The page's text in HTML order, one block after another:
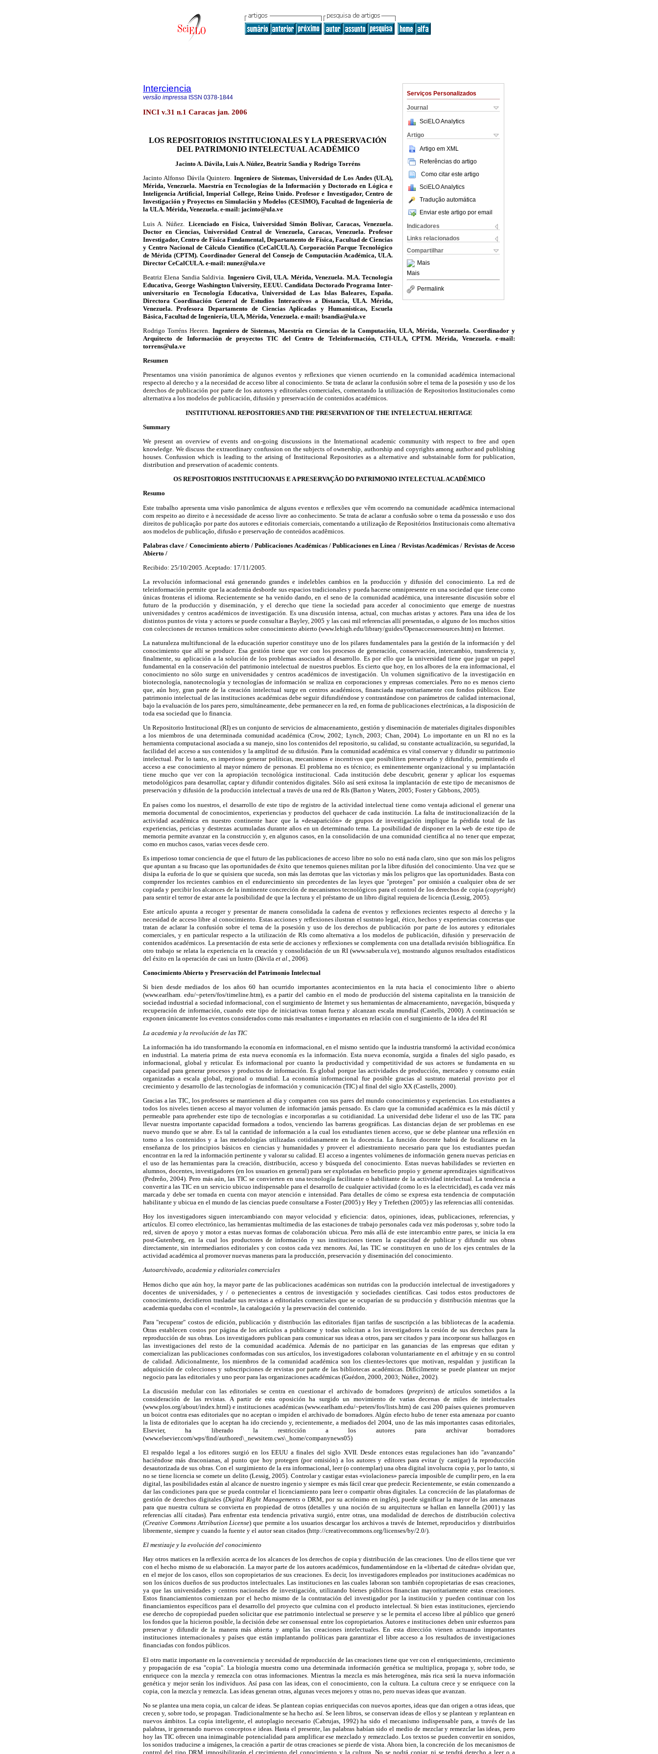
Serviços Personalizados
Journal
SciELO Analytics
Artigo
Artigo em XML
Referências do artigo
Como citar este artigo
SciELO Analytics
Tradução automática
Enviar este artigo por email
Indicadores
Links relacionados
Compartilhar
Mais
Mais
Permalink
Interciencia
versão impressa ISSN 0378-1844
INCI v.31 n.1 Caracas jan. 2006
LOS REPOSITORIOS INSTITUCIONALES Y LA PRESERVACIÓN
DEL PATRIMONIO INTELECTUAL ACADÉMICO
Jacinto A. Dávila, Luis A. Núñez, Beatriz Sandia y Rodrigo Torréns
Jacinto Alfonso Dávila Quintero. Ingeniero de Sistemas, Universidad de Los Andes (ULA),
Mérida, Venezuela. Maestría en Tecnologías de la Información y Doctorado en Lógica e
Inteligencia Artificial, Imperial College, Reino Unido. Profesor e Investigador, Centro de
Investigación y Proyectos en Simulación y Modelos (CESIMO), Facultad de Ingeniería de
la ULA. Mérida, Venezuela. e-mail: jacinto@ula.ve
Luis A. Núñez.
Licenciado en Física, Universidad Simón Bolívar, Caracas, Venezuela.
Doctor en Ciencias, Universidad Central de Venezuela, Caracas, Venezuela. Profesor
Investigador, Centro de Física Fundamental, Departamento de Física, Facultad de Ciencias
y Centro Nacional de Cálculo Científico (CeCalCULA). Corporación Parque Tecnológico
de Mérida (CPTM). Coordinador General del Consejo de Computación Académica, ULA.
Director CeCalCULA. e-mail: nunez@ula.ve
Beatriz Elena Sandia Saldivia. Ingeniero Civil, ULA. Mérida, Venezuela. M.A. Tecnología
Educativa, George Washington University, EEUU. Candidata Doctorado Programa Inter-
universitario en Tecnología Educativa, Universidad de Las Islas Baleares, España.
Directora Coordinación General de Estudios Interactivos a Distancia, ULA. Mérida,
Venezuela. Profesora Departamento de Ciencias Aplicadas y Humanísticas, Escuela
Básica, Facultad de Ingeniería, ULA, Mérida, Venezuela. e-mail: bsandia@ula.ve
Rodrigo Torréns Heeren. Ingeniero de Sistemas, Maestría en Ciencias de la Computación, ULA, Mérida, Venezuela. Coordinador y
Arquitecto de Información de proyectos TIC del Centro de Teleinformación, CTI-ULA, CPTM. Mérida, Venezuela. e-mail:
torrens@ula.ve
Resumen
Presentamos una visión panorámica de algunos eventos y reflexiones que vienen ocurriendo en la comunidad académica internacional
respecto al derecho y a la necesidad de acceso libre al conocimiento. Se trata de aclarar la confusión sobre el tema de la posesión y uso de los
derechos de publicación por parte de los autores y editoriales comerciales, comentando la utilización de Repositorios Institucionales como
alternativa a los modelos de publicación, difusión y preservación de contenidos académicos.
INSTITUTIONAL REPOSITORIES AND THE PRESERVATION OF THE INTELECTUAL HERITAGE
Summary
We present an overview of events and on-going discussions in the International academic community with respect to free and open
knowledge. We discuss the extraordinary confussion on the subjects of ownership, authorship and copyrights among author and publishing
houses. Confussion which is leading to the arising of Institucional Repositories as a alternative and substainable form for publication,
distribution and preservation of academic contents.
OS REPOSITORIOS INSTITUCIONAIS E A PRESERVAÇÃO DO PATRIMONIO INTELECTUAL ACADÊMICO
Resumo
Este trabalho apresenta uma visão panorâmica de alguns eventos e reflexões que vêm ocorrendo na comunidade acadêmica internacional
com respeito ao direito e à necessidade de acesso livre ao conhecimento. Se trata de aclarar a confusão sobre o tema da possessão e uso dos
direitos de publicação por parte dos autores e editoriais comerciais, comentando a utilização de Repositórios Institucionais como alternativa
aos modelos de publicação, difusão e preservação de conteúdos acadêmicos.
Palabras clave / Conocimiento abierto / Publicaciones Académicas / Publicaciones en Línea / Revistas Académicas / Revistas de Acceso
Abierto /
Recibido: 25/10/2005. Aceptado: 17/11/2005.
La revolución informacional está generando grandes e indelebles cambios en la producción y difusión del conocimiento. La red de
teleinformación permite que la academia desborde sus espacios tradicionales y pueda hacerse omnipresente en una sociedad que tiene como
únicas fronteras el idioma. Recientemente se ha venido dando, en el seno de la comunidad académica, una interesante discusión sobre el
futuro de la producción y diseminación, y el derecho que tiene la sociedad para acceder al conocimiento que emerge de nuestras
universidades y centros académicos de investigación. Es una discusión intensa, actual, con muchas aristas y actores. Para una idea de los
distintos puntos de vista y actores se puede consultar a Bayley, 2005 y las casi mil referencias allí presentadas, o alguno de los muchos sitios
con colecciones de recursos temáticos sobre conocimiento abierto (www.lehigh.edu/library/guides/Openaccessresources.htm) en Internet.
La naturaleza multifuncional de la educación superior constituye uno de los pilares fundamentales para la gestión de la información y del
conocimiento que allí se produce. Esa gestión tiene que ver con los procesos de generación, conservación, intercambio, transferencia y,
finalmente, su aplicación a la solución de los problemas asociados al desarrollo. Es por ello que la universidad tiene que jugar un papel
fundamental en la conservación del patrimonio intelectual de nuestros pueblos. Es cierto que hoy, en los albores de la era informacional, el
conocimiento no sólo surge en universidades y centros académicos de investigación. Un volumen significativo de la investigación en
biotecnología, nanotecnología y tecnologías de información se realiza en corporaciones y empresas comerciales. Pero no es menos cierto
que, aún hoy, gran parte de la creación intelectual surge en centros académicos, financiada mayoritariamente con fondos públicos. Este
patrimonio intelectual de las instituciones académicas debe seguir difundiéndose y contrastándose con parámetros de calidad internacional,
bajo la evaluación de los pares pero, simultáneamente, debe permanecer en la red, en forma de publicaciones electrónicas, a la disposición de
toda esa sociedad que lo financia.
Un Repositorio Institucional (RI) es un conjunto de servicios de almacenamiento, gestión y diseminación de materiales digitales disponibles
a los miembros de una determinada comunidad académica (Crow, 2002; Lynch, 2003; Chan, 2004). Lo importante en un RI no es la
herramienta computacional asociada a su manejo, sino los contenidos del repositorio, su calidad, su constante actualización, su seguridad, la
facilidad del acceso a sus contenidos y la amplitud de su difusión. Para la comunidad académica es vital conservar y difundir su patrimonio
intelectual. Por lo tanto, es imperioso generar políticas, mecanismos e incentivos que posibiliten preservarlo y difundirlo, permitiendo el
acceso a ese conocimiento al mayor número de personas. El problema no es técnico; es eminentemente organizacional y su implantación
tiene mucho que ver con la apropiación tecnológica institucional. Cada institución debe descubrir, generar y aplicar los esquemas
metodológicos para desarrollar, captar y difundir contenidos digitales. Sólo así será exitosa la implantación de este tipo de mecanismos de
preservación y difusión de la producción intelectual a través de una red de RIs (Barton y Waters, 2005; Foster y Gibbons, 2005).
En países como los nuestros, el desarrollo de este tipo de registro de la actividad intelectual tiene como ventaja adicional el generar una
memoria documental de conocimientos, experiencias y productos del quehacer de cada institución. La falta de institucionalización de la
actividad académica en nuestro continente hace que la «desaparición» de grupos de investigación implique la pérdida total de las
experiencias, pericias y destrezas acumuladas durante años en un determinado tema. La posibilidad de disponer en la web de este tipo de
memoria permite avanzar en la construcción y, en algunos casos, en la consolidación de una comunidad científica al no tener que empezar,
como en muchos casos, varias veces desde cero.
Es imperioso tomar conciencia de que el futuro de las publicaciones de acceso libre no solo no está nada claro, sino que son más los peligros
que apuntan a su fracaso que las oportunidades de éxito que tenemos quienes militan por la libre difusión del conocimiento. Una vez que se
disipa la euforia de lo que se quisiera que suceda, son más las derrotas que las victorias y más los peligros que las oportunidades. Basta con
comprender los recientes cambios en el endurecimiento sin precedentes de las leyes que "protegen" por omisión a cualquier obra de ser
copiada y percibir los alcances de la inminente concreción de mecanismos tecnológicos para el control de los derechos de copia (copyright)
para sentir el terror de estar ante la posibilidad de que la lectura y el préstamo de un libro digital requiera de licencia (Lessig, 2005).
Este artículo apunta a recoger y presentar de manera consolidada la cadena de eventos y reflexiones recientes respecto al derecho y la
necesidad de acceso libre al conocimiento. Estas acciones y reflexiones ilustran el sustrato legal, ético, hechos y experiencias concretas que
tratan de aclarar la confusión sobre el tema de la posesión y uso de los derechos de publicación por parte de los autores y editoriales
comerciales, y en particular respecto a la utilización de RIs como alternativa a los modelos de publicación, difusión y preservación de
contenidos académicos. La presentación de esta serie de acciones y reflexiones se complementa con una detallada revisión bibliográfica. En
otro trabajo se relata la experiencia en la creación y consolidación de un RI (www.saber.ula.ve), mostrando algunos resultados estadísticos
del éxito en la operación de casi un lustro (Dávila et al., 2006).
Conocimiento Abierto y Preservación del Patrimonio Intelectual
Si bien desde mediados de los años 60 han ocurrido importantes acontecimientos en la ruta hacia el conocimiento libre o abierto
(www.earlham. edu/~peters/fos/timeline.htm), es a partir del cambio en el modo de producción del sistema capitalista en la transición de
sociedad industrial a sociedad informacional, con el surgimiento de Internet y sus herramientas de almacenamiento, navegación, búsqueda y
recuperación de información, cuando este tipo de iniciativas toman fuerza y alcanzan escala mundial (Castells, 2000). A continuación se
exponen únicamente los eventos considerados como más resaltantes e importantes en relación con el surgimiento de la idea del RI
La academia y la revolución de las TIC
La información ha ido transformando la economía en informacional, en el mismo sentido que la industria transformó la actividad económica
en industrial. La materia prima de esta nueva economía es la información. Esta nueva economía, surgida a finales del siglo pasado, es
informacional, global y reticular. Es informacional por cuanto la productividad y competitividad de sus actores se fundamenta en su
capacidad para generar procesos y productos de información. Es global porque las actividades de producción, mercadeo y consumo están
organizadas a escala global, regional o mundial. La economía informacional fue posible gracias al sustrato material provisto por el
crecimiento y desarrollo de las tecnologías de información y comunicación (TIC) al final del siglo XX (Castells, 2000).
Gracias a las TIC, los profesores se mantienen al día y comparten con sus pares del mundo conocimientos y experiencias. Los estudiantes a
todos los niveles tienen acceso al mayor volumen de información jamás pensado. Es claro que la comunidad académica es la más dúctil y
permeable para aprehender este tipo de tecnologías e incorporarlas a su cotidianidad. La universidad debe liderar el uso de las TIC para
llevar nuestra importante capacidad formadora a todos, venciendo las barreras geográficas. Las distancias dejan de ser problemas en ese
nuevo mundo que se abre. Es tal la cantidad de información a la cual los estudiantes tienen acceso, que se debe plantear una reflexión en
torno a los contenidos y a las metodologías utilizadas cotidianamente en la docencia. La función docente habrá de focalizarse en la
enseñanza de los principios básicos en ciencias y humanidades y proveer el adiestramiento necesario para que los estudiantes puedan
encontrar en la red la información pertinente y valorar su calidad. El acceso a ingentes volúmenes de información genera nuevas pericias en
el uso de las herramientas para la creación, distribución, acceso y búsqueda del conocimiento. Estas nuevas habilidades se revierten en
alumnos, docentes, investigadores (en los usuarios en general) para ser explotadas en beneficio propio y generar aprendizajes significativos
(Pedreño, 2004). Pero más aún, las TIC se convierten en una tecnología facilitante o habilitante de la actividad intelectual. La tendencia a
convertir a las TIC en un servicio ubicuo indispensable para el desarrollo de cualquier actividad (como lo es la electricidad), es cada vez más
marcada y debe ser tomada en cuenta con mayor atención e intensidad. Para detalles de cómo se expresa esta tendencia de computación
habilitante y ubicua en el mundo de las ciencias puede consultarse a Foster (2005) y Hey y Trefethen (2005) y las referencias allí contenidas.
Hoy los investigadores siguen intercambiando con mayor velocidad y eficiencia: datos, opiniones, ideas, publicaciones, referencias, y
artículos. El correo electrónico, las herramientas multimedia de las estaciones de trabajo personales cada vez más poderosas y, sobre todo la
red, sirven de apoyo y motor a estas nuevas formas de colaboración ubicua. Pero más allá de este intercambio entre pares, se inicia la era
post-Gutenberg, en la cual los productores de información y sus instituciones tienen la capacidad de publicar y difundir sus obras
directamente, sin intermediarios editoriales y con costos cada vez menores. Así, las TIC se constituyen en uno de los ejes centrales de la
actividad académica al promover nuevas maneras para la producción, preservación y diseminación del conocimiento.
Autoarchivado, academia y editoriales comerciales
Hemos dicho que aún hoy, la mayor parte de las publicaciones académicas son nutridas con la producción intelectual de investigadores y
docentes de universidades, y / o pertenecientes a centros de investigación y sociedades científicas. Casi todos estos productores de
conocimiento, decidieron trasladar sus revistas a editoriales comerciales que se ocuparían de su producción y distribución mientras que la
academia quedaba con el «control», la catalogación y la preservación del contenido.
Para "recuperar" costos de edición, publicación y distribución las editoriales fijan tarifas de suscripción a las bibliotecas de la academia.
Otras establecen costos por página de los artículos a publicarse y todas solicitan a los investigadores la cesión de sus derechos para la
reproducción de sus obras. Los investigadores publican para comunicar sus ideas a otros, para ser citados y para incorporar sus hallazgos en
las investigaciones del resto de la comunidad académica. Además de no participar en las ganancias de las empresas que editan y
comercializan las publicaciones conformadas con sus artículos, los investigadores colaboran voluntariamente en el arbitraje y en su control
de calidad. Adicionalmente, los miembros de la comunidad académica son los clientes-lectores que motivan, respaldan y justifican la
adquisición de colecciones y subscripciones de revistas por parte de las bibliotecas académicas. Difícilmente se puede plantear un mejor
negocio para las editoriales y uno peor para las organizaciones académicas (Guédon, 2000, 2003; Núñez, 2002).
La discusión medular con las editoriales se centra en cuestionar el archivado de borradores (preprints) de artículos sometidos a la
consideración de las revistas. A partir de esta oposición ha surgido un movimiento de varias decenas de miles de intelectuales
(www.plos.org/about/index.html) e instituciones académicas (www.earlham.edu/~peters/fos/lists.htm) de casi 200 países quienes promueven
un boicot contra esas editoriales que no aceptan o impiden el archivado de borradores. Algún efecto hubo de tener esta amenaza por cuanto
la lista de editoriales que lo aceptan ha ido creciendo y, recientemente, a mediados del 2004, uno de las más importantes casas editoriales,
Elsevier, ha liberado la restricción a los autores para archivar borradores
(www.elsevier.com/wps/find/authored\_newsitem.cws\_home/companynews05)
El respaldo legal a los editores surgió en los EEUU a finales del siglo XVII. Desde entonces estas regulaciones han ido "avanzando"
haciéndose más draconianas, al punto que hoy protegen (por omisión) a los autores y editores para evitar (y castigar) la reproducción
desautorizada de sus obras. Con el surgimiento de la era informacional, leer (o contemplar) una obra digital involucra copia y, por lo tanto, si
no se tiene licencia se comete un delito (Lessig, 2005). Controlar y castigar estas «violaciones» parecía imposible de cumplir pero, en la era
digital, las posibilidades están al alcance de nuestro ingenio y siempre es más fácil crear que predecir. Recientemente, se están comenzando a
dar las condiciones para que se pueda controlar el licenciamiento para leer o compartir obras digitales. La concreción de las plataformas de
gestión de derechos digitales (Digital Right Managements o DRM, por su acrónimo en inglés), puede significar la mayor de las amenazas
para que nuestra cultura se convierta en propiedad de otros (detalles y una noción de su arquitectura se hallan en Iannella (2001) y las
referencias allí citadas). Para enfrentar esta tendencia privativa surgió, entre otras, una modalidad de derechos de distribución colectiva
(Creative Commons Attribution License) que permite a los usuarios descargar los archivos a través de Internet, reproducirlos y distribuirlos
libremente, siempre y cuando la fuente y el autor sean citados (http://creativecommons.org/licenses/by/2.0/).
El mestizaje y la evolución del conocimiento
Hay otros matices en la reflexión acerca de los alcances de los derechos de copia y distribución de las creaciones. Uno de ellos tiene que ver
con el hecho mismo de su elaboración. La mayor parte de los autores académicos, fundamentándose en la «libertad de cátedra» olvidan que,
en el mejor de los casos, ellos son copropietarios de sus creaciones. Es decir, los investigadores empleados por instituciones académicas no
son los únicos dueños de sus productos intelectuales. Las instituciones en las cuales laboran son también copropietarias de esas creaciones,
ya que las universidades y centros nacionales de investigación, utilizando bienes públicos financian mayoritariamente estas creaciones.
Estos financiamientos comienzan por el hecho mismo de la contratación del investigador por la institución y pueden continuar con los
financiamientos específicos para el desarrollo del proyecto que culmina con el producto intelectual. Si bien estas instituciones, ejerciendo
ese derecho de copropiedad pueden solicitar que ese patrimonio intelectual se preserve y se le permita el acceso libre al público que generó
los fondos que la hicieron posible, la decisión debe ser consensual entre los copropietarios. Autores e instituciones deben unir esfuerzos para
preservar y difundir de la manera más abierta y amplia las creaciones intelectuales. En esta dirección vienen actuando importantes
instituciones internacionales y países que están implantando políticas para garantizar el libre acceso a los resultados de investigaciones
financiadas con fondos públicos.
El otro matiz importante en la conveniencia y necesidad de reproducción de las creaciones tiene que ver con el enriquecimiento, crecimiento
y propagación de esa "copia". La biología muestra como una determinada información genética se multiplica, propaga y, sobre todo, se
enriquece con la mezcla y remezcla con otras informaciones. Mientras la mezcla es más heterogénea, más rica será la nueva información
genética y mejor serán los individuos. Así pasa con las ideas, con el conocimiento, con la cultura. La cultura crece y se enriquece con la
copia, con la mezcla y remezcla. Las ideas generan otras, algunas veces mejores y otras no, pero nuevas ideas que avanzan.
No se plantea una mera copia, un calcar de ideas. Se plantean copias enriquecidas con nuevos aportes, ideas que dan origen a otras ideas, que
crecen y, sobre todo, se propagan. Tradicionalmente se ha hecho así. Se leen libros, se conservan ideas de ellos y se plantean y replantean en
nuevos ámbitos. La copia inteligente, el autoplagio necesario (Cabrujas, 1992) ha sido el mecanismo indispensable para, a través de las
palabras, ir generando nuevos conceptos e ideas. Hasta el presente, las palabras habían sido el medio de mezclar y remezclar las ideas, pero
hoy las TIC ofrecen una inimaginable potencialidad para amplificar ese mezclado y remezclado. Los textos se pueden convertir en sonidos,
los sonidos traducirse a imágenes, la creación a partir de otras creaciones se pierde de vista. Ahora bien, la concreción de los mecanismos de
control del tipo DRM imposibilitarán el crecimiento del conocimiento y la cultura. No se podrá copiar, ni se tendrá derecho a leer o a